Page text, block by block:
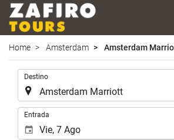
Home Amsterdam Amsterdam
Destino
Entrada